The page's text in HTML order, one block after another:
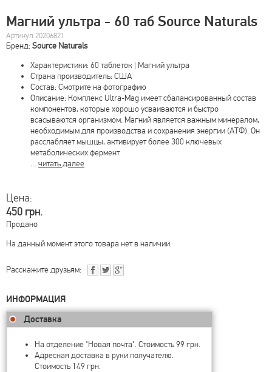
Магний ультра - 60 таб Source Naturals
Артикул 20206821
Бренд: Source Naturals
Характеристики: 60 таблеток | Магний ультра
Страна производитель: США
Состав: Смотрите на фотографию
Описание: Комплекс Ultra-Mag имеет сбалансированный состав
компонентов, которые хорошо усваиваются и быстро
всасываются организмом. Магний является важным минералом,
необходимым для производства и сохранения энергии (АТФ). Он
расслабляет мышцы, активирует более 300 ключевых
метаболических фермент
… читать далее
Цена:
450 грн.
Продано
На данный момент этого товара нет в наличии.
Расскажите друзьям:
ИНФОРМАЦИЯ
Доставка
На отделение "Новая почта". Стоимость 99 грн.
Адресная доставка в руки получателю.
Стоимость 149 грн.